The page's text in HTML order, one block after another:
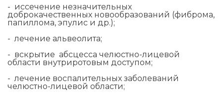
- иссечение незначительных
доброкачественных новообразований (фиброма,
папиллома, эпулис и др.);
- лечение альвеолита;
- вскрытие абсцесса челюстно-лицевой
области внутриротовым доступом;
- лечение воспалительных заболеваний
челюстно-лицевой области;